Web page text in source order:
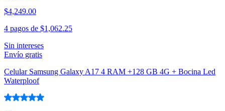
$4,249.00
4 pagos de $1,062.25
Sin intereses
Envío gratis
Celular Samsung Galaxy A17 4 RAM +128 GB 4G + Bocina Led
Waterploof